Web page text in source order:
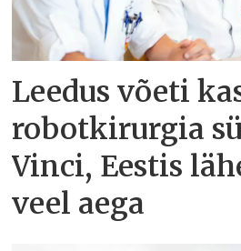
Leedus võeti
robotkirurgia
Vinci, Eestis
veel aega